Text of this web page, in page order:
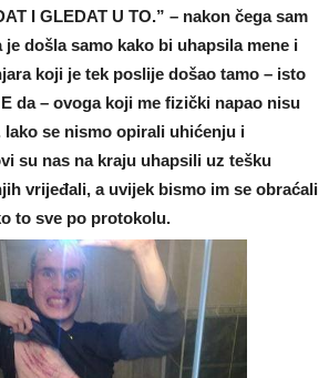
I GLEDAT U TO.” – nakon čega sam
došla samo kako bi uhapsila mene i
koji je tek poslije došao tamo – isto
da – ovoga koji me fizički napao nisu
se nismo opirali uhićenju i
su nas na kraju uhapsili uz tešku
vrijeđali, a uvijek bismo im se obraćali
to sve po protokolu.